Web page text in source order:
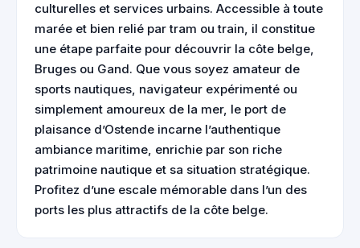
culturelles et services urbains. Accessible à toute
marée et bien relié par tram ou train, il constitue
une étape parfaite pour découvrir la côte belge,
Bruges ou Gand. Que vous soyez amateur de
sports nautiques, navigateur expérimenté ou
simplement amoureux de la mer, le port de
plaisance d’Ostende incarne l’authentique
ambiance maritime, enrichie par son riche
patrimoine nautique et sa situation stratégique.
Profitez d’une escale mémorable dans l’un des
ports les plus attractifs de la côte belge.